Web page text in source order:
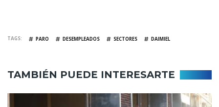
TAGS PARO DESEMPLEADOS SECTORES DAIMIEL
TAMBIÉN PUEDE INTERESARTE